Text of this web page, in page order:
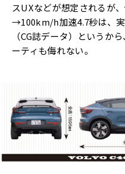
スUXなどが想定されるが
→100km/h加速4.7秒は、
（CG誌データ）というか
ーティも侮れない。